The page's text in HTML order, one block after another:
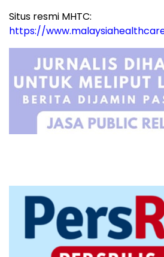
Situs resmi MHTC:
https://